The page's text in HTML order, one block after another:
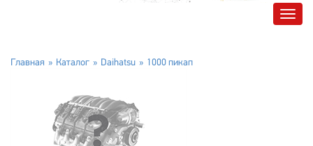
Главная Каталог Daihatsu 1000 пикап